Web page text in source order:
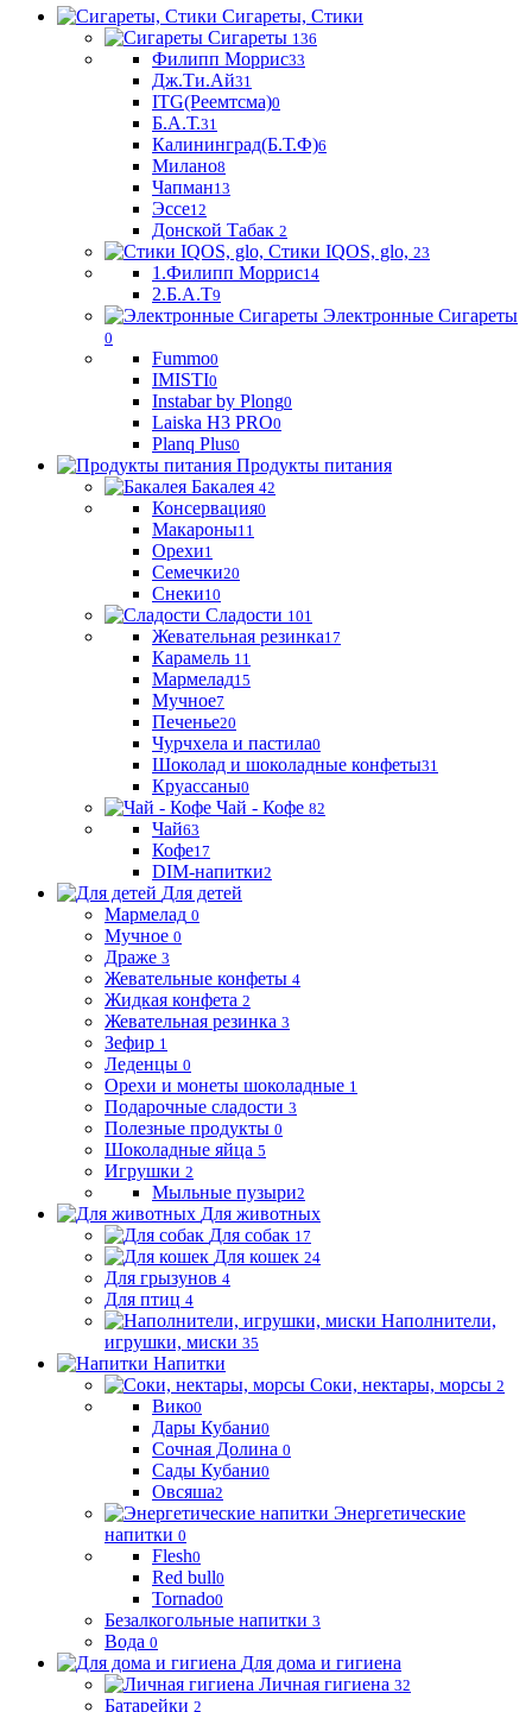
Сигареты, Стики
Сигареты 136
Филипп Моррис33
Дж.Ти.Ай31
ITG(Реемтсма)0
Б.А.Т.31
Калининград(Б.Т.Ф)6
Милано8
Чапман13
Эссе12
Донской Табак 2
Стики IQOS, glo, 23
1.Филипп Моррис14
2.Б.А.Т9
Электронные Сигареты
0
Fummo0
IMISTI0
Instabar by Plong0
Laiska H3 PRO0
Planq Plus0
Продукты питания
Бакалея 42
Консервация0
Макароны11
Орехи1
Семечки20
Снеки10
Сладости 101
Жевательная резинка17
Карамель 11
Мармелад15
Мучное7
Печенье20
Чурчхела и пастила0
Шоколад и шоколадные конфеты31
Круассаны0
Чай - Кофе 82
Чай63
Кофе17
DIM-напитки2
Для детей
Мармелад 0
Мучное 0
Драже 3
Жевательные конфеты 4
Жидкая конфета 2
Жевательная резинка 3
Зефир 1
Леденцы 0
Орехи и монеты шоколадные 1
Подарочные сладости 3
Полезные продукты 0
Шоколадные яйца 5
Игрушки 2
Мыльные пузыри2
Для животных
Для собак 17
Для кошек 24
Для грызунов 4
Для птиц 4
Наполнители,
игрушки, миски 35
Напитки
Соки, нектары, морсы 2
Вико0
Дары Кубани0
Сочная Долина 0
Сады Кубани0
Овсяша2
Энергетические
напитки 0
Flesh0
Red bull0
Tornado0
Безалкогольные напитки 3
Вода 0
Для дома и гигиена
Личная гигиена 32
Батарейки 2